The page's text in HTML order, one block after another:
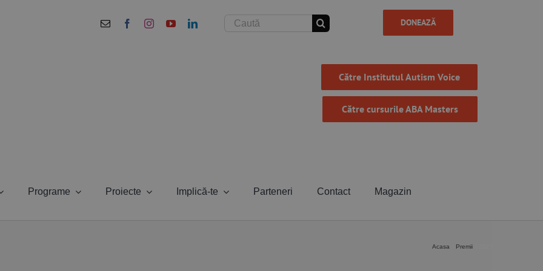
Cautare... DONEAZĂ
Către Institutul Autism Voice
Către cursurile ABA Masters
Programe Proiecte Implică-te Parteneri Contact Magazin
Acasa Premii